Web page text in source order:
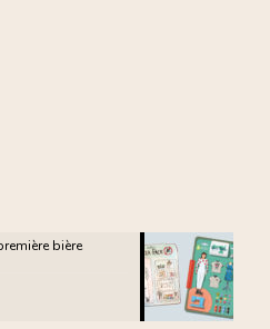
bière